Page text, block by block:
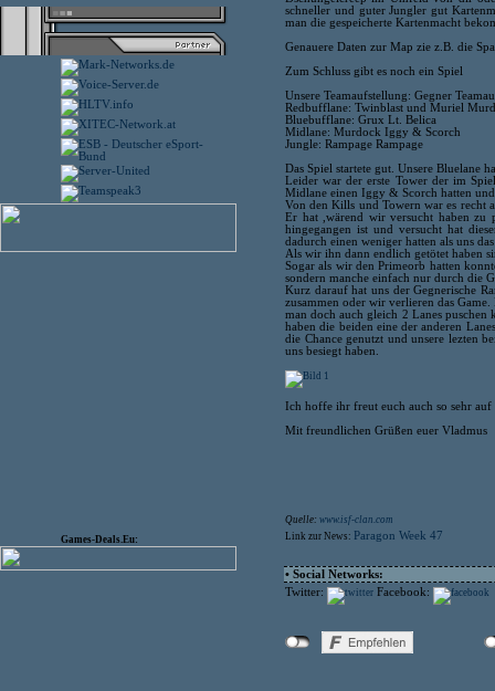
Games-Deals.Eu:
schneller und guter Jungler gut
man die gespeicherte Kartenmacht
Genauere Daten zur Map zie z.B. die
Zum Schluss gibt es noch ein Spiel
Unsere Teamaufstellung: Gegner
Redbufflane: Twinblast und Muriel
Bluebufflane: Grux Lt. Belica
Midlane: Murdock Iggy & Scorch
Jungle: Rampage Rampage
Das Spiel startete gut. Unsere Bluelane
Leider war der erste Tower der im
Midlane einen Iggy & Scorch hatten
Von den Kills und Towern war es recht
Er hat ,wärend wir versucht haben zu
hingegangen ist und versucht hat
dadurch einen weniger hatten als uns
Als wir ihn dann endlich getötet haben
Sogar als wir den Primeorb hatten
sondern manche einfach nur durch die
Kurz darauf hat uns der Gegnerische
zusammen oder wir verlieren das
man doch auch gleich 2 Lanes puschen
haben die beiden eine der anderen
die Chance genutzt und unsere lezten
uns besiegt haben.
Ich hoffe ihr freut euch auch so sehr
Mit freundlichen Grüßen euer Vladmus
Quelle: www.isf-clan.com
Link zur News: Paragon Week 47
• Social Networks:
Twitter:
Facebook: